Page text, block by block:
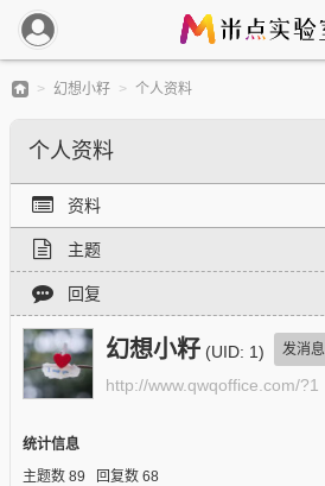
> 幻想小籽 > 个人资料
个人资料
资料
主题
回复
幻想小籽 (UID: 1) 发消息
http://www.qwqoffice.com/?1
统计信息
主题数 89
回复数 68